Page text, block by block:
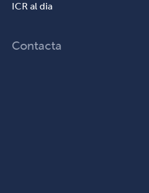
ICR al dia
Contacta